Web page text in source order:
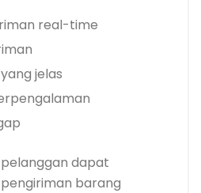
real-time
jelas
dapat
barang